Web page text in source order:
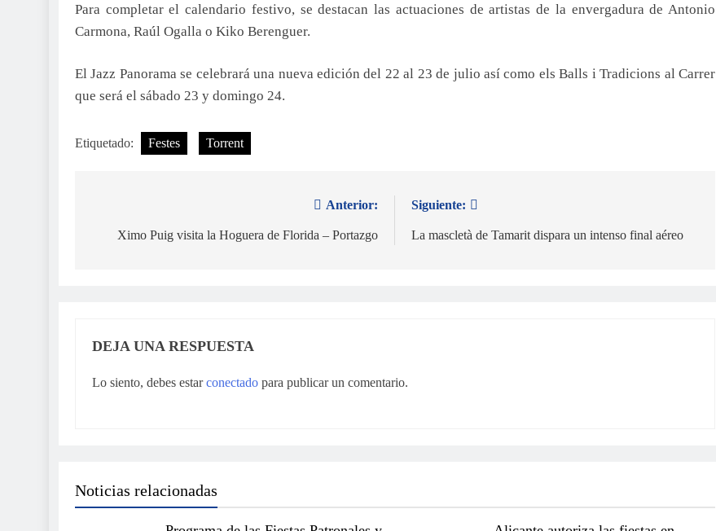
Para completar el calendario festivo, se destacan las actuaciones de artistas de la envergadura de Antonio
Carmona, Raúl Ogalla o Kiko Berenguer.
El Jazz Panorama se celebrará una nueva edición del 22 al 23 de julio así como els Balls i Tradicions al Carrer
que será el sábado 23 y domingo 24.
Etiquetado: Festes Torrent
Anterior:
Ximo Puig visita la Hoguera de Florida – Portazgo
Siguiente:
La mascletà de Tamarit dispara un intenso final aéreo
DEJA UNA RESPUESTA
Lo siento, debes estarconectado para publicar un comentario.
Noticias relacionadas